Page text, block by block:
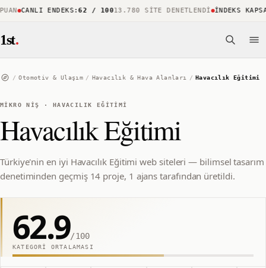
CANLI ENDEKS:62 / 10013.780 SITE DENETLENDI İNDEKS KAPSAMI
1st.
/ Otomotiv & Ulaşım / Havacılık & Hava Alanları / Havacılık Eğitimi
MIKRO NIŞ · HAVACILIK EĞITIMI
Havacılık Eğitimi
Türkiye'nin en iyi Havacılık Eğitimi web siteleri — bilimsel tasarım
denetiminden geçmiş 14 proje, 1 ajans tarafından üretildi.
62.9/100
KATEGORI ORTALAMASI